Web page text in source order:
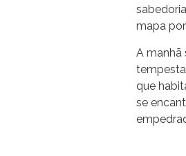
mapa
A manhã
que
se